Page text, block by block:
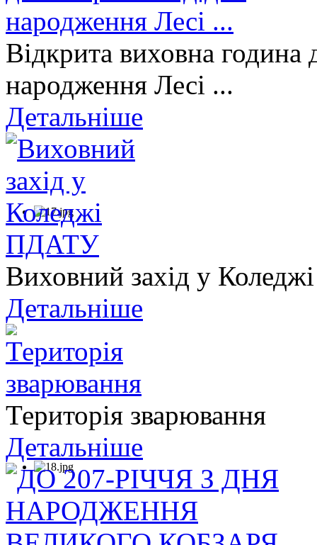
Відкрита виховна година
народження Лесі ...
Детальніше
Виховний захід у
Детальніше
Територія зварювання
Детальніше